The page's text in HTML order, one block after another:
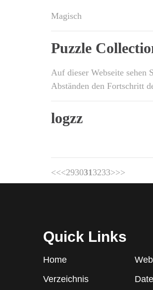
Magisch
Puzzle
Auf dieser Webseite sehen
Abständen den Fortschritt
logzz
<<<2930313233>>>
Quick Links
Home
Verzeichnis